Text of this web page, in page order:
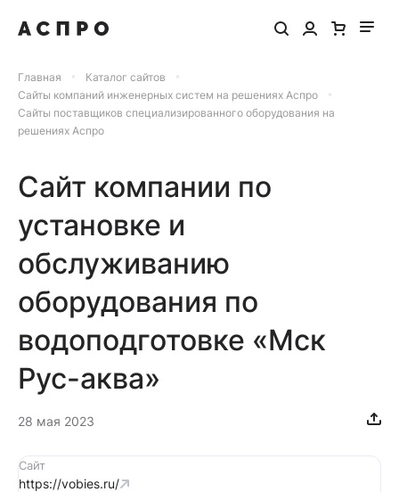
Главная
Каталог сайтов
Сайты компаний инженерных систем на решениях Аспро
Сайты поставщиков специализированного оборудования на
решениях Аспро
Сайт компании по
установке и
обслуживанию
оборудования по
водоподготовке «Мск
Рус-аква»
28 мая 2023
Сайт
https://vobies.ru/